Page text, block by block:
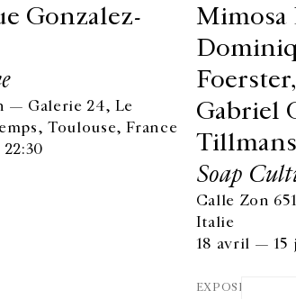
Gonzalez-
— Galerie 24, Le
Toulouse, France
Mimosa
Gabriel
Tillmans
Soap
Calle Zon
Italie
18 avril — 15
EXPOSITION